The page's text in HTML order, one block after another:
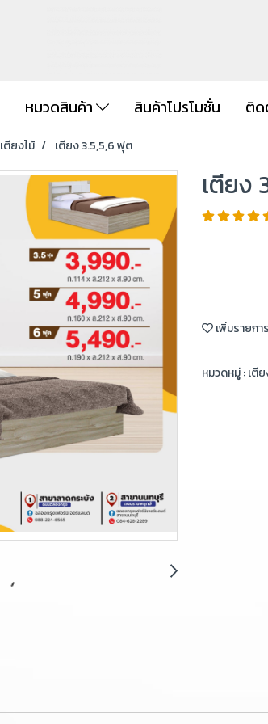
หมวดสินค้า สินค้าโปรโมชั่น ติด
เตียงไม้ เตียง 3.5,5,6 ฟุต
เตียง
เพิ่มรายกา
หมวดหมู่ :เตี